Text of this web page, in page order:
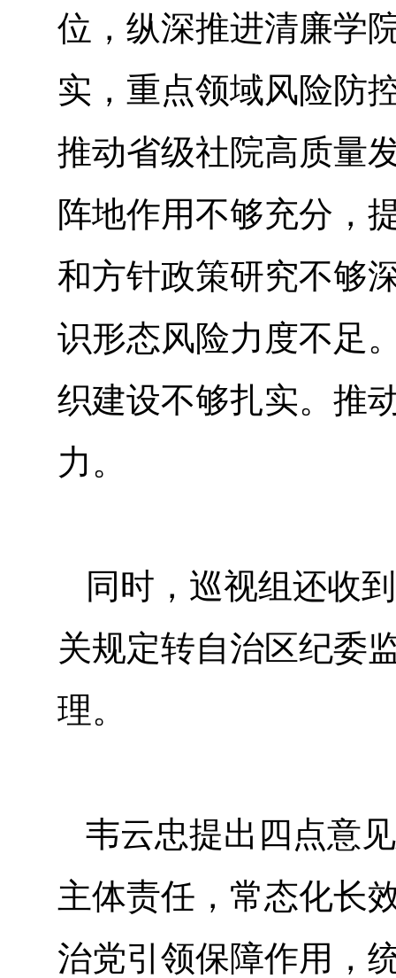
位，纵深推进清廉学
实，重点领域风险防
推动省级社院高质量
阵地作用不够充分，
和方针政策研究不够
识形态风险力度不足
织建设不够扎实。推
力。
同时，巡视组还收
关规定转自治区纪委
理。
韦云忠提出四点意
主体责任，常态化长
治党引领保障作用，